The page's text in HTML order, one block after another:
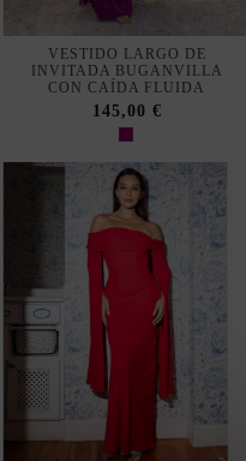
VESTIDO LARGO ROJO CON
ESCOTE BARDOT Y MANGAS
LARGAS CAPA
200,00 €
condiciones generales y la